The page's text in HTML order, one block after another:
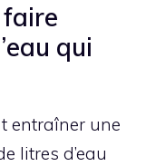
faire
qui
entraîner une
litres d’eau